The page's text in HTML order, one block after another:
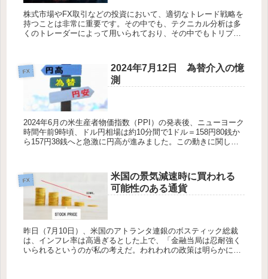
株式市場やFX取引などの投資において、適切なトレード戦略を
持つことは非常に重要です。その中でも、テクニカル分析は多
くのトレーダーによって用いられており、その中でもトリプル
FX
2024年7月12日 為替介入の憶
測
2024年6月の米生産者物価指数（PPI）の発表後、ニューヨーク
時間午前9時頃、ドル円相場は約10分間で1ドル＝158円80銭か
ら157円38銭へと急激に円高が進みました。この動きに関して
FX
米国の景気減速時に買われる
可能性のある通貨
昨日（7月10日）、米国のアトランタ連銀のボスティック総裁
は、インフレ率は高過ぎるとした上で、「金融当局は忍耐強く
いられるというのが私の考えだ。われわれの政策は明らかに景